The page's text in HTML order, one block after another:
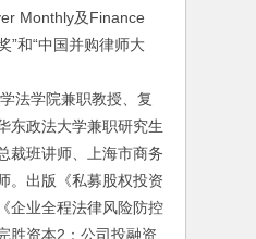
Monthly及Finance
”和“中国并购律师大
学院兼职教授、复
东政法大学兼职研究生
裁班讲师、上海市商务
。出版《私募股权投资
企业全程法律风险防控
胜资本2：公司投融资